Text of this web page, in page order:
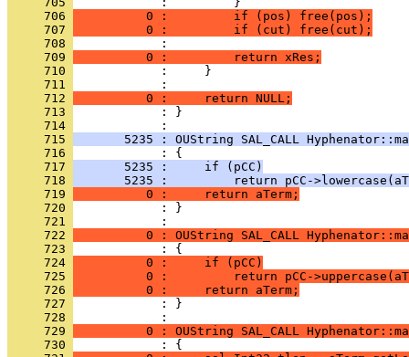
     706
          0 :         if (pos) free(pos);
     707
          0 :         if (cut) free(cut);
     708
     709
          0 :         return xRes;
     710
     711
     712
          0 :     return NULL;
     713
            : }
     714
     715
5235 : OUString SAL_CALL
     716
     717
       5235 :     if (pCC)
     718
5235 :         return pCC-
     719
          0 :     return aTerm;
     720
            : }
     721
     722
0 : OUString SAL_CALL
     723
     724
          0 :     if (pCC)
     725
0 :         return pCC-
     726
          0 :     return aTerm;
     727
            : }
     728
     729
0 : OUString SAL_CALL
     730